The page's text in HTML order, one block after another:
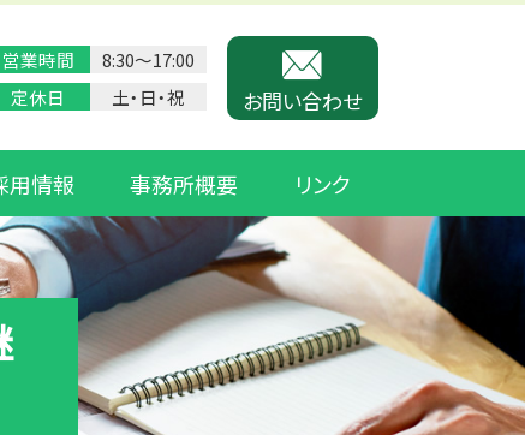
営業時間
8:30〜17:00
定休日
土・日・祝 お問い合わせ
用情報 事務所概要 リンク